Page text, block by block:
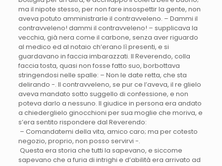
ma il nipote stesso, per non fare insospettir la gente, non
aveva potuto amministrarle il contravveleno. – Dammi il
contravveleno! dammi il contravveleno! – supplicava la
vecchia, già nera come il carbone, senza aver riguardo
al medico ed al notaio ch’erano lì presenti, e si
guardavano in faccia imbarazzati. Il Reverendo, colla
faccia tosta, quasi non fosse fatto suo, borbottava
stringendosi nelle spalle: – Non le date retta, che sta
delirando -. Il contravveleno, se pur ce l’aveva, il re glielo
aveva mandato sotto suggello di confessione, e non
poteva darlo a nessuno. Il giudice in persona era andato
a chiederglielo ginocchioni per sua moglie che moriva, e
s’era sentito rispondere dal Reverendo:
– Comandatemi della vita, amico caro; ma per cotesto
negozio, proprio, non posso servirvi -.
Questa era storia che tutti la sapevano, e siccome
sapevano che a furia di intrighi e d’abilità era arrivato ad